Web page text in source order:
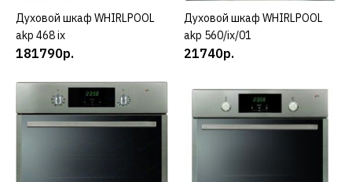
ДОБАВИТЬ В ПОЖЕЛАНИЯ
Духовой шкаф
WHIRLPOOL akp 468 ix
КУПИТЬ
Духовой шкаф WHIRLPOOL
akp 468 ix
181790р.
КУПИТЬ
Духовой шкаф WHIRLPOOL
akp 560/ix/01
21740р.